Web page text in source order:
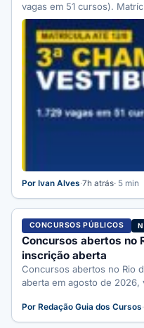
vagas em 51 cursos).
Por Ivan Alves·7h atrás· 5 min
CONCURSOS PÚBLICOS
Concursos abertos no
inscrição aberta
Concursos abertos no Rio
aberta em agosto de
Por Redação Guia dos Cursos·